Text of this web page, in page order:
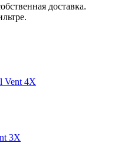
доставка.
Vent 4X
3X